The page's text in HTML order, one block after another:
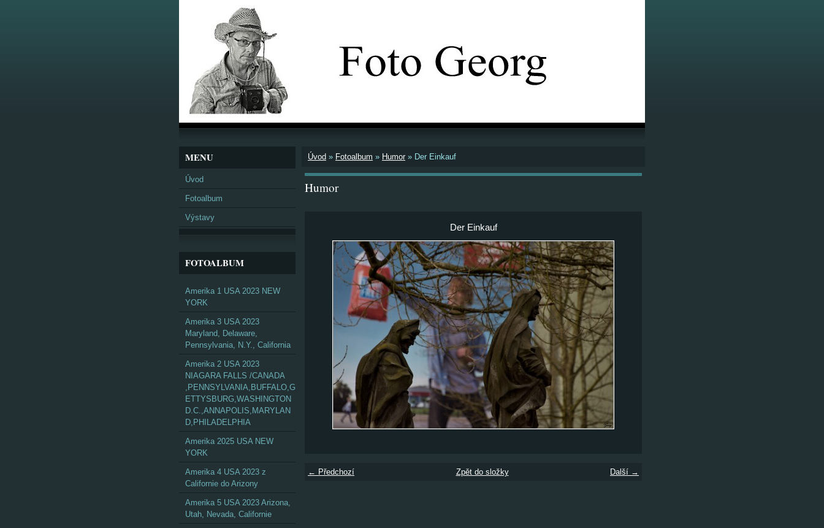
Úvod » Fotoalbum » Humor » Der Einkauf
Humor
Der Einkauf
← Předchozí Další →
Zpět do složky
MENU
Úvod
Fotoalbum
Výstavy
FOTOALBUM
Amerika 1 USA 2023 NEW
YORK
Amerika 3 USA 2023
Maryland, Delaware,
Pennsylvania, N.Y., California
Amerika 2 USA 2023
NIAGARA FALLS /CANADA
,PENNSYLVANIA,BUFFALO,G
ETTYSBURG,WASHINGTON
D.C.,ANNAPOLIS,MARYLAN
D,PHILADELPHIA
Amerika 2025 USA NEW
YORK
Amerika 4 USA 2023 z
Californie do Arizony
Amerika 5 USA 2023 Arizona,
Utah, Nevada, Californie